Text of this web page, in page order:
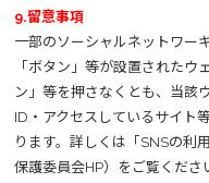
9.留意事項
一部のソーシャルネットワー
「ボタン」等が設置された
ン」等を押さなくとも、当該
ID・アクセスしているサイト
ります。詳しくは「SNSの利
保護委員会HP）をご覧くだ